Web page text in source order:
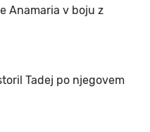
Anamaria v boju z
Tadej po njegovem